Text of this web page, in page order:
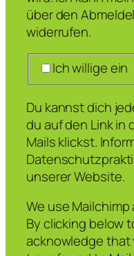
über den
widerrufen.
Ich willige ein
Du kannst dich
du auf den Link in
Mails klickst.
unserer Website.
We use
By clicking below
acknowledge that